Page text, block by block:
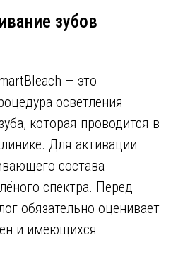
зубов
— это
осветления
которая проводится в
Для активации
состава
спектра. Перед
обязательно оценивает
и имеющихся